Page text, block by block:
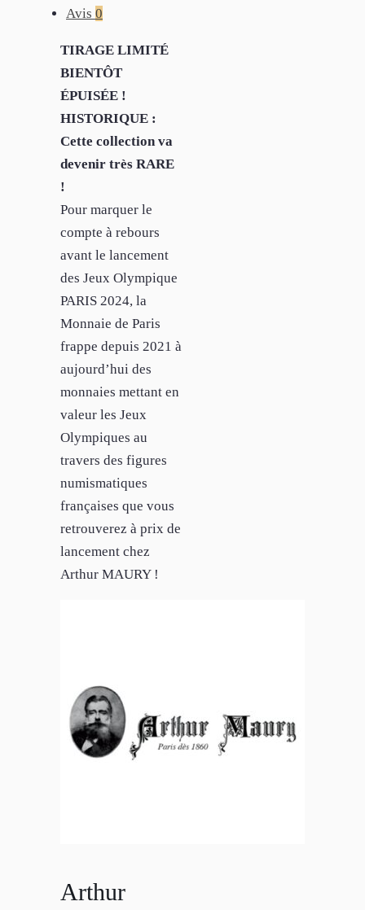
Avis 0
TIRAGE LIMITÉ
BIENTÔT
ÉPUISÉE !
HISTORIQUE :
Cette collection va
devenir très RARE
!
Pour marquer le
compte à rebours
avant le lancement
des Jeux Olympique
PARIS 2024, la
Monnaie de Paris
frappe depuis 2021 à
aujourd’hui des
monnaies mettant en
valeur les Jeux
Olympiques au
travers des figures
numismatiques
françaises que vous
retrouverez à prix de
lancement chez
Arthur MAURY !
Arthur